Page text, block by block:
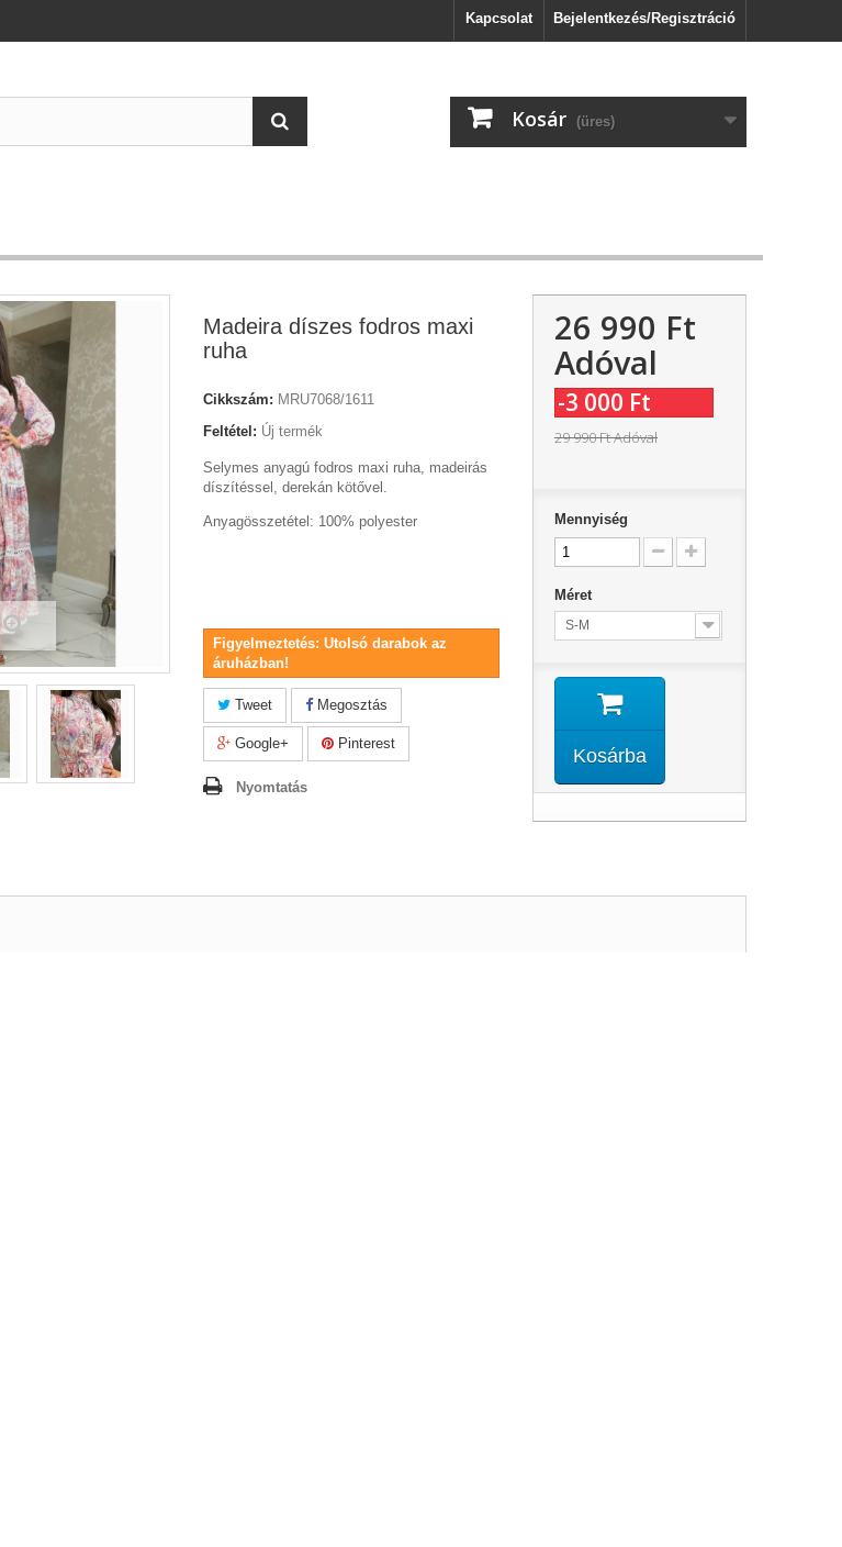
Bejelentkezés/Regisztráció
Kapcsolat
Kosár (üres)
Madeira díszes fodros maxi
ruha
Cikkszám: MRU7068/1611
Feltétel: Új termék
Selymes anyagú fodros maxi ruha, madeirás
díszítéssel, derekán kötővel.
Anyagösszetétel: 100% polyester
Figyelmeztetés: Utolsó darabok az
áruházban!
Tweet Megosztás
Google+ Pinterest
Nyomtatás
26 990 Ft‎
Adóval
-3 000 Ft‎
29 990 Ft‎Adóval
Mennyiség
Méret
S-M
Kosárba